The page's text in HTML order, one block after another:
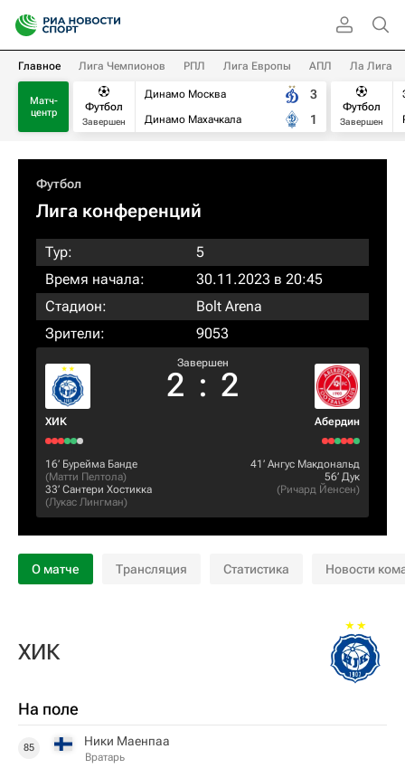
Главное Лига Чемпионов РПЛ Лига Европы АПЛ Ла Лига
Матч-
центр
Футбол
Завершен
Динамо Москва
Динамо Махачкала
3
1
Футбол
Завершен
Футбол
Лига конференций
Тур:
5
Время начала:
30.11.2023 в 20:45
Стадион:
Bolt Arena
Зрители:
9053
ХИК
Завершен
2 : 2
Абердин
16‎’‎ Бурейма Банде
(Матти Пелтола)
33‎’‎ Сантери Хостикка
(Лукас Лингман)
41‎’‎ Ангус Макдональд
56‎’‎ Дук
(Ричард Йенсен)
О матче Трансляция Статистика Новости
ХИК
На поле
85 Ники Маенпаа
Вратарь